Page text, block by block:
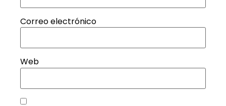
Correo electrónico
Web